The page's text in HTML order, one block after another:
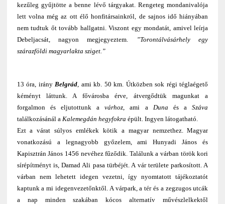
kezűleg gyűjtötte a benne lévő tárgyakat. Rengeteg mondanivalója
lett volna még az ott élő honfitársainkról, de sajnos idő hiányában
nem tudtuk őt tovább hallgatni. Viszont egy mondatát, amivel leírja
Debeljacsát, nagyon megjegyeztem.
”Torontálvásárhely egy
szárazföldi magyarlakta sziget.”
13 óra, irány Belgrád , ami kb. 50 km. Útközben sok régi téglaégető
kéményt láttunk. A fővárosba érve, átvergődtük magunkat a
forgalmon és eljutottunk avárhoz , ami a Duna és aSzáva
találkozásánál a Kalemegdán hegyfokra épült. Ingyen látogatható.
Ezt a várat súlyos emlékek kötik a magyar nemzethez. Magyar
vonatkozású a legnagyobb győzelem, ami Hunyadi János és
Kapisztrán János 1456 nevéhez fűződik. Találunk a várban török kori
sírépítményt is, Damad Ali pasa türbéjét. A vár területe parkosított. A
várban nem lehetett idegen vezetni, így nyomtatott tájékoztatót
kaptunk a mi idegenvezetőnktől. A várpark, a tér és a zegzugos utcák
a nap minden szakában kócos alternatív művészlelkektől